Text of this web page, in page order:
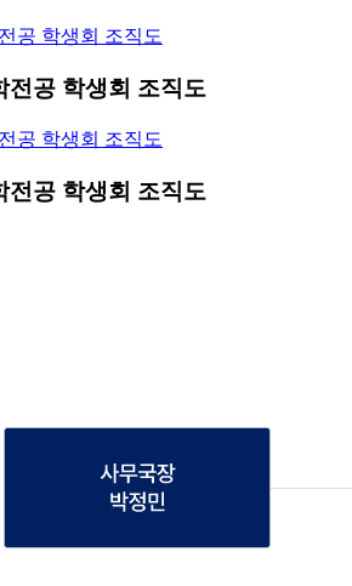
전공 학생회 조직도
전공 학생회 조직도